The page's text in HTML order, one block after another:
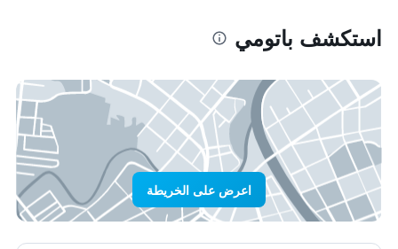
استكشف باتومي
اعرض على الخريطة